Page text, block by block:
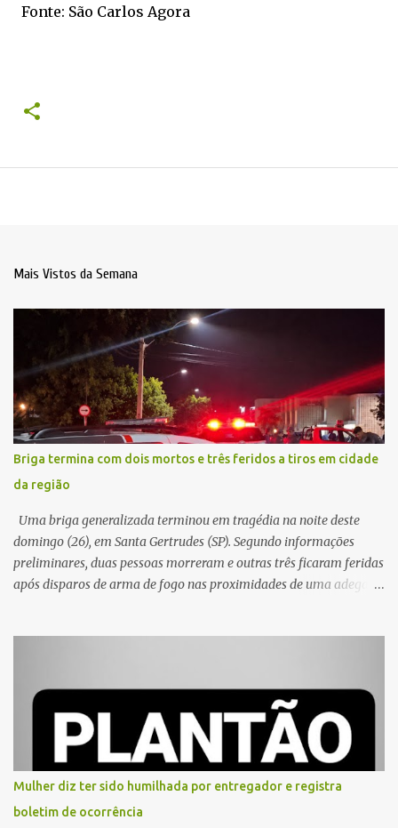
Fonte: São Carlos Agora
Mais Vistos da Semana
Briga termina com dois mortos e três feridos a tiros em cidade
da região
Uma briga generalizada terminou em tragédia na noite deste
domingo (26), em Santa Gertrudes (SP). Segundo informações
preliminares, duas pessoas morreram e outras três ficaram feridas
após disparos de arma de fogo nas proximidades de uma adega. O
diversos disparos. Duas vítimas morreram ainda no local. Outras
três pessoas foram baleadas e socorridas. Até o momento, não
foram divulgadas informações oficiais sobre o estado de saúde dos
feridos. Equipes da Polícia Militar de Santa Gertrudes atenderam a
ocorrência e isolaram a área para o trabalho da perícia. Até a
última atualização, nenhum suspeito havia sido preso. A Polícia
Civil investigará a motivação da briga, a autoria dos disparos e as
Mulher diz ter sido humilhada por entregador e registra
boletim de ocorrência